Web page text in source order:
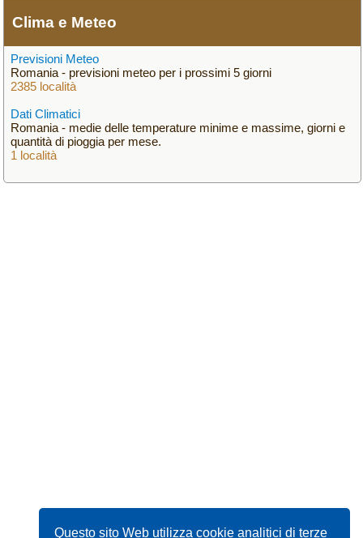
Questo sito Web utilizza cookie analitici di terze
Clima e Meteo
Previsioni Meteo
Romania - previsioni meteo per i prossimi 5 giorni
2385 località
Dati Climatici
Romania - medie delle temperature minime e massime, giorni e
quantità di pioggia per mese.
1 località